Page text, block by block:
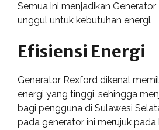
Semua ini menjadikan
unggul untuk kebutuhan energi.
Efisiensi Energi
Generator Rexford dikenal
energi yang tinggi, sehingga
bagi pengguna di Sulawesi
pada generator ini merujuk